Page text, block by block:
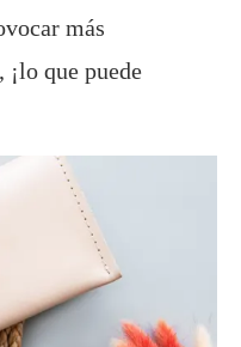
más
que puede